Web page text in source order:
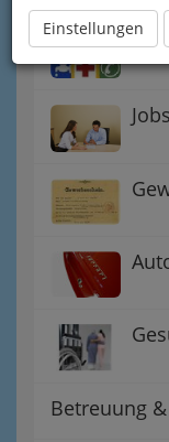
Einstellungen
Betreuung